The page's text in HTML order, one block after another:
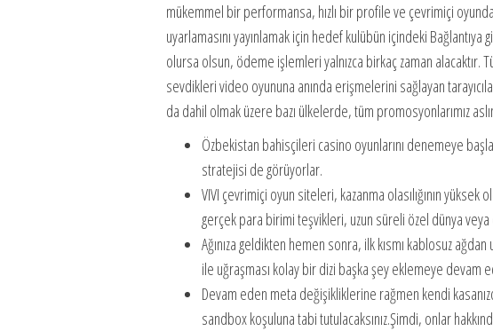
mükemmel bir performansa, hızlı bir profile ve çevrimiçi
uyarlamasını yayınlamak için hedef kulübün içindeki Bağlantıya
olursa olsun, ödeme işlemleri yalnızca birkaç zaman alacaktır.
sevdikleri video oyununa anında erişmelerini sağlayan
da dahil olmak üzere bazı ülkelerde, tüm promosyonlarımız
Özbekistan bahisçileri casino oyunlarını denemeye
stratejisi de görüyorlar.
VIVI çevrimiçi oyun siteleri, kazanma olasılığının
gerçek para birimi teşvikleri, uzun süreli özel dünya
Ağınıza geldikten hemen sonra, ilk kısmı kablosuz
ile uğraşması kolay bir dizi başka şey eklemeye devam
Devam eden meta değişikliklerine rağmen kendi
sandbox koşuluna tabi tutulacaksınız.Şimdi, onlar